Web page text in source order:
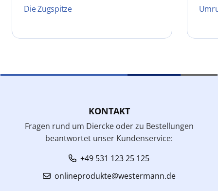
Die Zugspitze
KONTAKT
Fragen rund um Diercke oder zu Bestellungen
beantwortet unser Kundenservice:
+49 531 123 25 125
onlineprodukte@westermann.de